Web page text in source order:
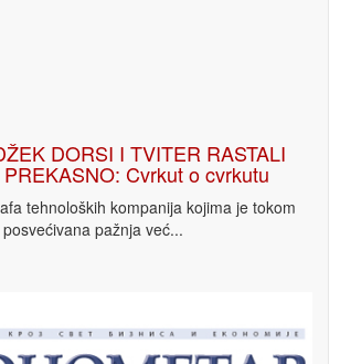
DORSI I TVITER RASTALI
Cvrkut o cvrkutu
tehnoloških kompanija kojima je tokom
pažnja već...